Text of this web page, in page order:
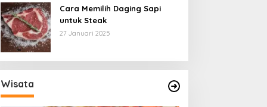
Cara Memilih Daging Sapi
untuk Steak
27 Januari 2025
Wisata